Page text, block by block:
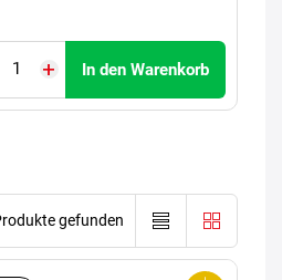
In den Warenkorb
gefunden